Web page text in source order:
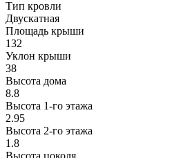
Тип кровли
Двускатная
Площадь крыши
132
Уклон крыши
38
Высота дома
8.8
Высота 1-го этажа
2.95
Высота 2-го этажa
1.8
Высота цоколя